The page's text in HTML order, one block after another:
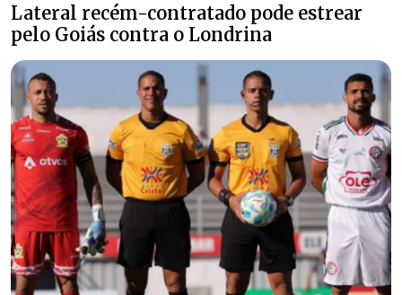
Lateral recém-contratado pode estrear
pelo Goiás contra o Londrina